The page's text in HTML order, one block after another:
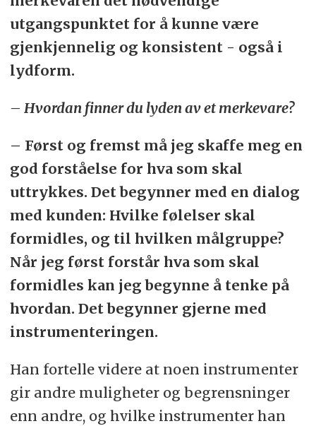
utgangspunktet for å kunne være
gjenkjennelig og konsistent - også i
lydform.
– Hvordan finner du lyden av et merkevare?
– Først og fremst må jeg skaffe meg en
god forståelse for hva som skal
uttrykkes. Det begynner med en dialog
med kunden: Hvilke følelser skal
formidles, og til hvilken målgruppe?
Når jeg først forstår hva som skal
formidles kan jeg begynne å tenke på
hvordan. Det begynner gjerne med
instrumenteringen.
Han fortelle videre at noen instrumenter
gir andre muligheter og begrensninger
enn andre, og hvilke instrumenter han